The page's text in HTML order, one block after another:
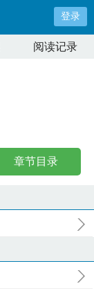
登录
阅读记录
章节目录